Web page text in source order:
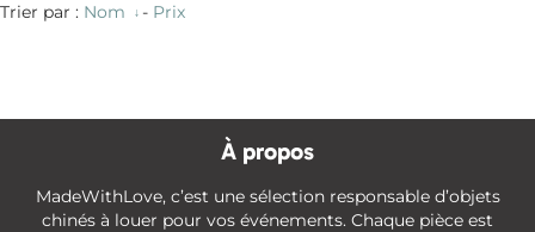
Trier par : Nom - Prix
À propos
MadeWithLove, c’est une sélection responsable d’objets
chinés à louer pour vos événements. Chaque pièce est